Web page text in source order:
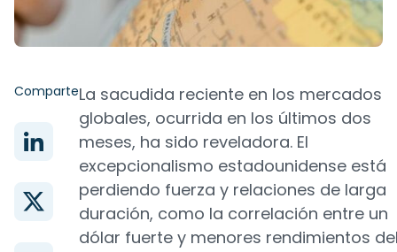
ComparteLa sacudida reciente en los mercados
globales, ocurrida en los últimos dos
meses, ha sido reveladora. El
excepcionalismo estadounidense está
perdiendo fuerza y relaciones de larga
duración, como la correlación entre un
dólar fuerte y menores rendimientos